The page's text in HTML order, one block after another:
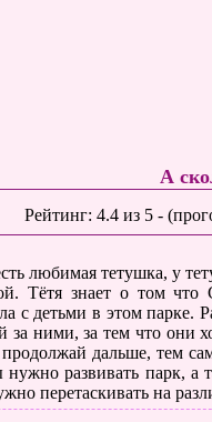
А
Рейтинг:4.4 из 5 -
любимая тетушка, у
Тётя знает о том
с детьми в этом парке.
за ними, за тем что они
дальше, тем
развивать парк, а
перетаскивать на